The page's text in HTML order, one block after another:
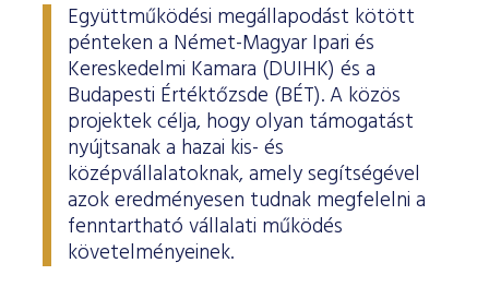
Együttműködési megállapodást kötött
pénteken a Német-Magyar Ipari és
Kereskedelmi Kamara (DUIHK) és a
Budapesti Értéktőzsde (BÉT). A közös
projektek célja, hogy olyan támogatást
nyújtsanak a hazai kis- és
középvállalatoknak, amely segítségével
azok eredményesen tudnak megfelelni a
fenntartható vállalati működés
követelményeinek.